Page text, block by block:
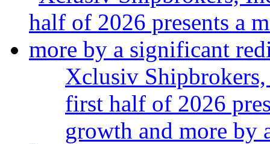
Xclusiv
first half of 2026
growth and more